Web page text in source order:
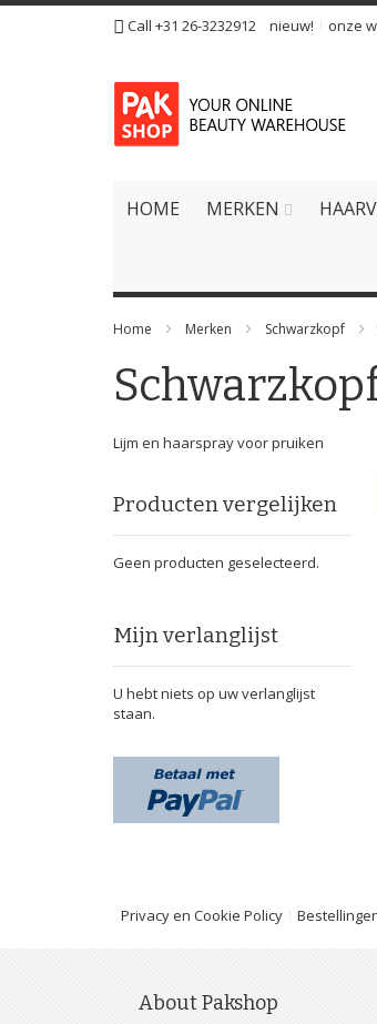
Ga
de
inhoud
Call +31 26-3232912 nieuw! onze
HOME MERKEN
Home Merken Schwarzkopf
Lijm en haarspray voor pruiken
Producten vergelijken
Geen producten geselecteerd.
Mijn verlanglijst
U hebt niets op uw verlanglijst
staan.
Privacy en Cookie Policy
About Pakshop